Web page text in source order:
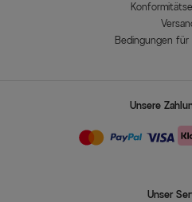
Bedingungen für
Unsere
Unser